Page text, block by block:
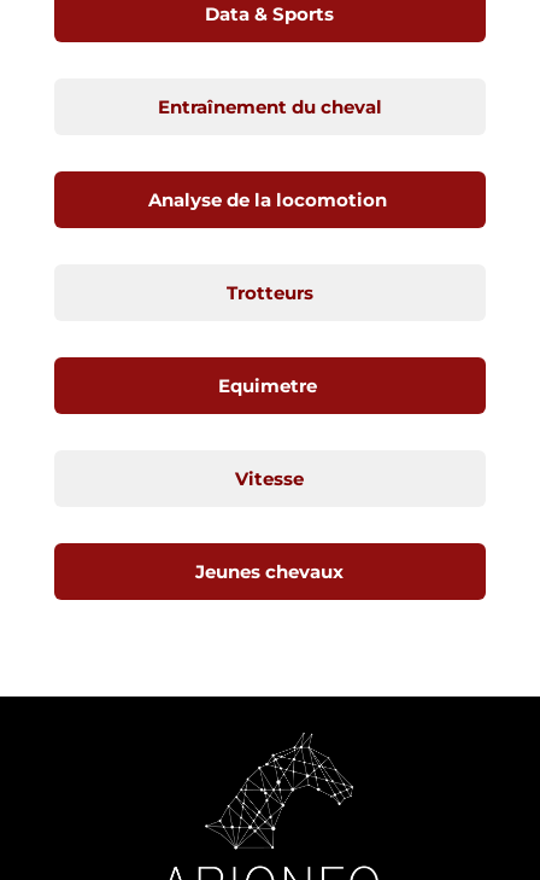
Data & Sports
Entraînement du cheval
Analyse de la locomotion
Trotteurs
Equimetre
Vitesse
Jeunes chevaux